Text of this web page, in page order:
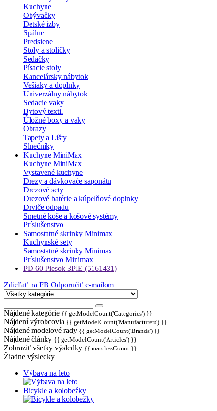
Kuchyne
Obývačky
Detské izby
Spálne
Predsiene
Stoly a stoličky
Sedačky
Písacie stoly
Kancelársky nábytok
Vešiaky a doplnky
Univerzálny nábytok
Sedacie vaky
Bytový textil
Úložné boxy a vaky
Obrazy
Tapety a Lišty
Slnečníky
Kuchyne MiniMax
Kuchyne MiniMax
Vystavené kuchyne
Drezy a dávkovače saponátu
Drezové sety
Drezové batérie a kúpelňové doplnky
Drviče odpadu
Smetné koše a košové systémy
Príslušenstvo
Samostatné skrinky Minimax
Kuchynské sety
Samostatné skrinky Minimax
Príslušenstvo Minimax
PD 60 Piesok 3PIE (5161431)
Zdieľať na FB Odporučiť e-mailom
Nájdené kategórie {{ getModelCount('Categories') }}
Nájdení výrobcovia {{ getModelCount('Manufacturers') }}
Nájdené modelové rady {{ getModelCount('Brands') }}
Nájdené články {{ getModelCount('Articles') }}
Zobraziť všetky výsledky {{ matchesCount }}
Žiadne výsledky
Výbava na leto
Bicykle a kolobežky